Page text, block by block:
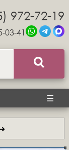
972-72-19
03-41
☰